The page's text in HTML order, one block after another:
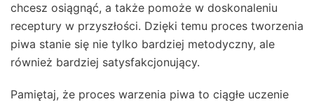
chcesz osiągnąć, a także pomoże w doskonaleniu
receptury w przyszłości. Dzięki temu proces tworzenia
piwa stanie się nie tylko bardziej metodyczny, ale
również bardziej satysfakcjonujący.
Pamiętaj, że proces warzenia piwa to ciągłe uczenie